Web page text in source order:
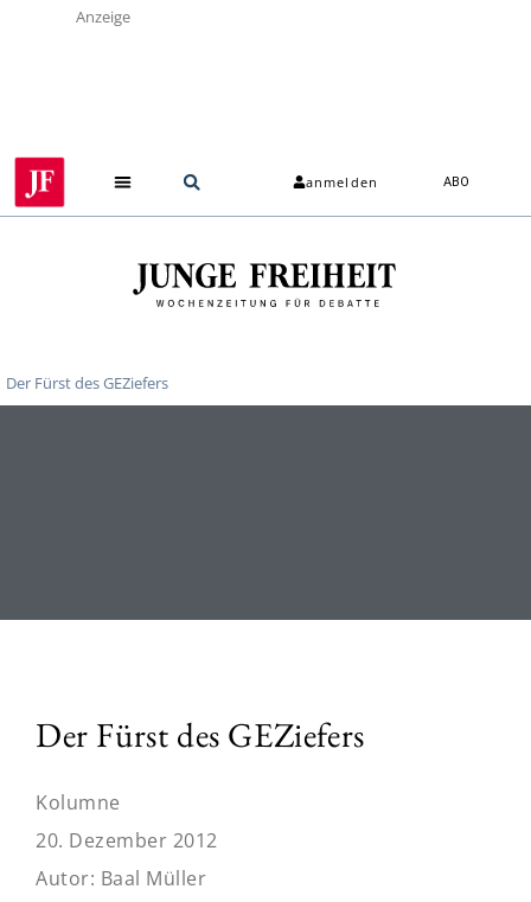
Anzeige
anmelden ABO
Der Fürst des GEZiefers
Der Fürst des GEZiefers
Kolumne
20. Dezember 2012
Autor: Baal Müller